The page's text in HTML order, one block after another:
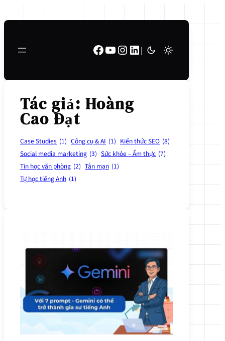
đến
Facebook Youtube Instagram LinkedIn |
Tác giả: Hoàng
Cao Đạt
Case Studies (1) Công cụ & AI (1) Kiến thức SEO (8)
Social media marketing (3) Sức khỏe – Ẩm thực (7)
Tin học văn phòng (2) Tản mạn (1)
Tự học tiếng Anh (1)